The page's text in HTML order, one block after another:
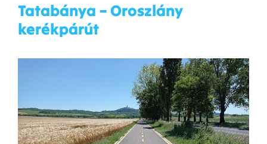
Tatabánya – Oroszlány
kerékpárút